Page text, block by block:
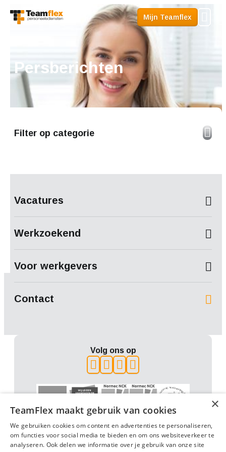
Mijn Teamflex
Persberichten
Filter op categorie
Vacatures
Werkzoekend
Voor werkgevers
Contact
Volg ons op
×
TeamFlex maakt gebruik van cookies
We gebruiken cookies om content en advertenties te personaliseren,
om functies voor social media te bieden en om ons websiteverkeer te
analyseren. Ook delen we informatie over je gebruik van onze site